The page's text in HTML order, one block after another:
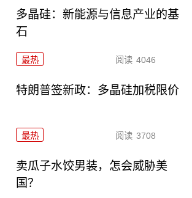
多晶硅：新能源与信息产业的基
石
最热 阅读 4046
特朗普签新政：多晶硅加税限价
最热 阅读 3708
卖瓜子水饺男装，怎会威胁美
国？